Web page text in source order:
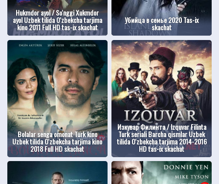
Hukmdor ayol / So'nggi Xukmdor
ayol Uzbek tilida O'zbekcha tarjima
kino 2011 Full HD tas-ix skachat
Убийца в семье 2020 Tas-ix
skachat
Bolalar senga omonat Turk kino
Uzbek tilida O'zbekcha tarjima kino
2018 Full HD skachat
Изкувар Филинта / Izquvar Filinta
Turk seriali Barcha qismlar Uzbek
tilida O'zbekcha tarjima 2014-2016
HD tas-ix skachat